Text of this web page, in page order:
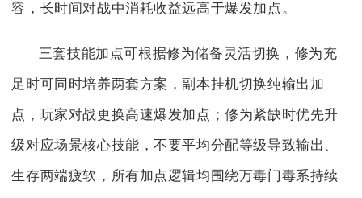
容，长时间对战中消耗收益远高于爆发加点。
三套技能加点可根据修为储备灵活切换，修为充
足时可同时培养两套方案，副本挂机切换纯输出加
点，玩家对战更换高速爆发加点；修为紧缺时优先升
级对应场景核心技能，不要平均分配等级导致输出、
生存两端疲软，所有加点逻辑均围绕万毒门毒系持续